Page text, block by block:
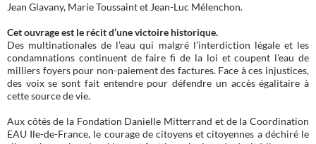
Jean Glavany, Marie Toussaint et Jean-Luc Mélenchon.
Cet ouvrage est le récit d’une victoire historique.
Des multinationales de l’eau qui malgré l’interdiction légale et les
condamnations continuent de faire fi de la loi et coupent l’eau de
milliers foyers pour non-paiement des factures. Face à ces injustices,
des voix se sont fait entendre pour défendre un accès égalitaire à
cette source de vie.
Aux côtés de la Fondation Danielle Mitterrand et de la Coordination
EAU Ile-de-France, le courage de citoyens et citoyennes a déchiré le